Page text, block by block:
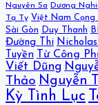
Nguyên Sa Dương
Tạ Tỵ Việt Nam Cọng
Sài Gòn
Duy Thanh
Đường Thi
Tuyền
Từ Công
Viết Dũng
Thảo Nguyễn
Kỳ Tình Lục